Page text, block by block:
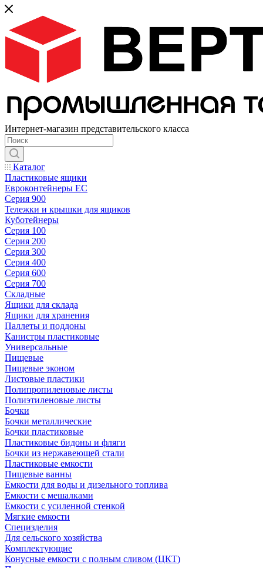
Интернет-магазин представительского класса
Каталог
Пластиковые ящики
Евроконтейнеры ЕС
Серия 900
Тележки и крышки для ящиков
Куботейнеры
Серия 100
Серия 200
Серия 300
Серия 400
Серия 600
Серия 700
Складные
Ящики для склада
Ящики для хранения
Паллеты и поддоны
Канистры пластиковые
Универсальные
Пищевые
Пищевые эконом
Листовые пластики
Полипропиленовые листы
Полиэтиленовые листы
Бочки
Бочки металлические
Бочки пластиковые
Пластиковые бидоны и фляги
Бочки из нержавеющей стали
Пластиковые емкости
Пищевые ванны
Емкости для воды и дизельного топлива
Емкости с мешалками
Емкости с усиленной стенкой
Мягкие емкости
Специзделия
Для сельского хозяйства
Комплектующие
Конусные емкости с полным сливом (ЦКТ)